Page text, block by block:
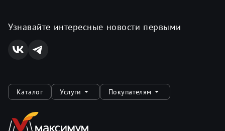
Узнавайте интересные новости первыми
Каталог Услуги Покупателям